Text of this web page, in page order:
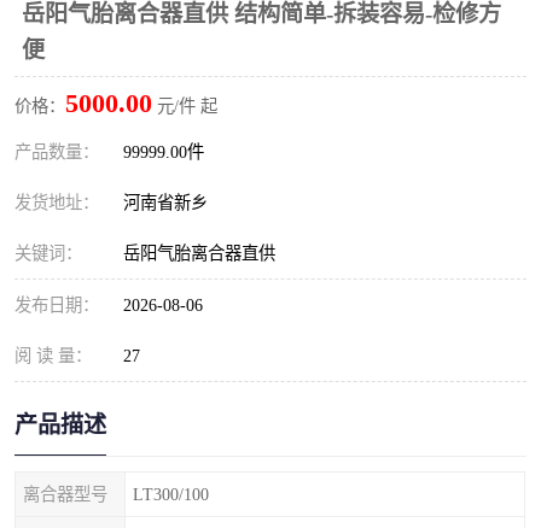
岳阳气胎离合器直供 结构简单-拆装容易-检修方
便
价格： 5000.00 元/件 起
产品数量： 99999.00件
发货地址： 河南省新乡
关键词： 岳阳气胎离合器直供
发布日期： 2026-08-06
阅 读 量： 27
产品描述
离合器型号 LT300/100